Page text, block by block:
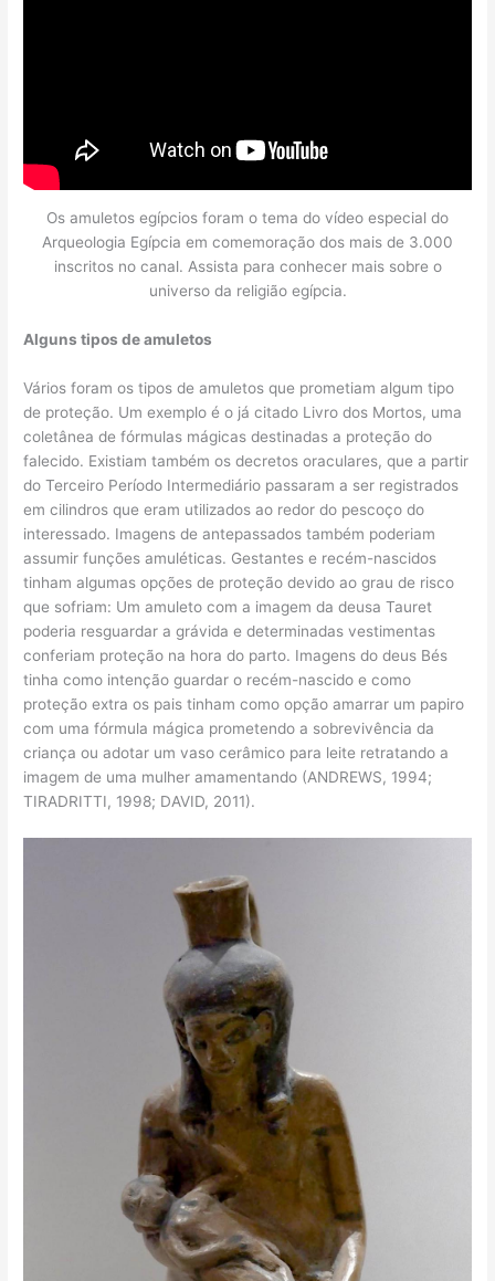
Os amuletos egípcios foram o tema do vídeo especial do
Arqueologia Egípcia em comemoração dos mais de 3.000
inscritos no canal. Assista para conhecer mais sobre o
universo da religião egípcia.
Alguns tipos de amuletos
Vários foram os tipos de amuletos que prometiam algum tipo
de proteção. Um exemplo é o já citado Livro dos Mortos, uma
coletânea de fórmulas mágicas destinadas a proteção do
falecido. Existiam também os decretos oraculares, que a partir
do Terceiro Período Intermediário passaram a ser registrados
em cilindros que eram utilizados ao redor do pescoço do
interessado. Imagens de antepassados também poderiam
assumir funções amuléticas. Gestantes e recém-nascidos
tinham algumas opções de proteção devido ao grau de risco
que sofriam: Um amuleto com a imagem da deusa Tauret
poderia resguardar a grávida e determinadas vestimentas
conferiam proteção na hora do parto. Imagens do deus Bés
tinha como intenção guardar o recém-nascido e como
proteção extra os pais tinham como opção amarrar um papiro
com uma fórmula mágica prometendo a sobrevivência da
criança ou adotar um vaso cerâmico para leite retratando a
imagem de uma mulher amamentando (ANDREWS, 1994;
TIRADRITTI, 1998; DAVID, 2011).